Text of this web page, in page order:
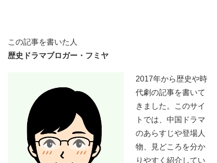
この記事を書いた人
歴史ドラマブロガー・フミヤ
2017年から歴史や時
代劇の記事を書いて
きました。このサイ
トでは、中国ドラマ
のあらすじや登場人
物、見どころを分か
りやすく紹介してい